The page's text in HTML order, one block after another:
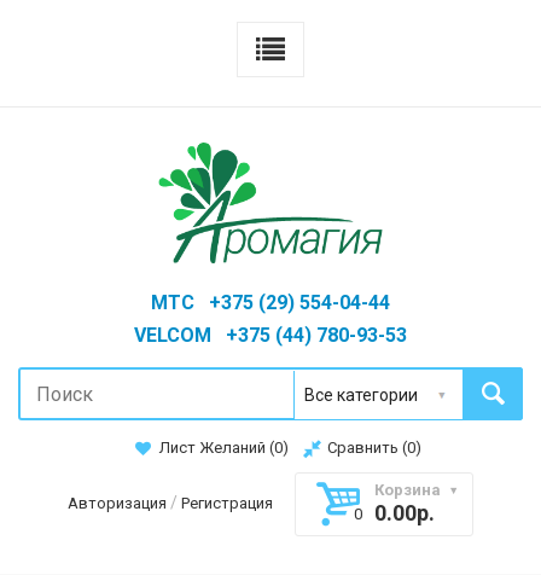
MTC +375 (29) 554-04-44
VELCOM +375 (44) 780-93-53
Лист Желаний (0) Сравнить (0)
Авторизация / Регистрация
Корзина
0
0.00р.